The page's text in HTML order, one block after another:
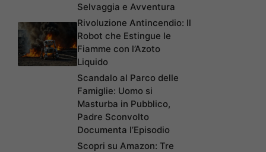
Selvaggia e Avventura
Rivoluzione Antincendio: Il
Robot che Estingue le
Fiamme con l’Azoto
Liquido
Scandalo al Parco delle
Famiglie: Uomo si
Masturba in Pubblico,
Padre Sconvolto
Documenta l’Episodio
Scopri su Amazon: Tre